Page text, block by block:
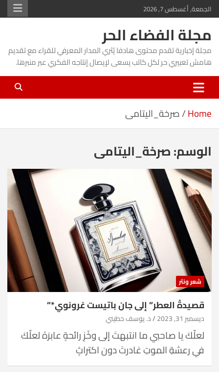
Skip
to
content
الجمعة, أغسطس 7, 2026
مجلة الفضاء الحر
مجلة إخبارية تقدم محتوى هادفا يُثري المدار المعرفي للقراء مع تقديم
هامش تعبيري حر لكل كاتب يسعى لإيصال إنتاجه الفكري عبر منبرها.
Home صرخة_اليتامى
الوسم:صرخة_اليتامى
شعر ونثر
قصيدةُ العطر” إلى جان باتيست غرونوي*”
ديسمبر 31, 2023 د. يوسف حطيني
لعلّكَ يا صاحبي ما انتبهتَ إلى وخْزِ رائحةٍ عابرَهْ لعلّكَ
في رعشةِ الموتِ غادرتَ دون اكتراثٍ